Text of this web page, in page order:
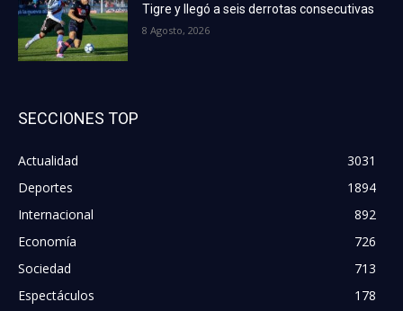
Tigre y llegó a seis derrotas consecutivas
8 Agosto, 2026
SECCIONES TOP
Actualidad
3031
Deportes
1894
Internacional
892
Economía
726
Sociedad
713
Espectáculos
178